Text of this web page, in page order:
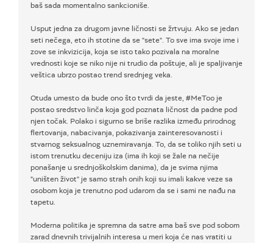
baš sada momentalno sankcioniše.
Usput jedna za drugom javne ličnosti se žrtvuju. Ako se jedan
seti nečega, eto ih stotine da se "sete". To sve ima svoje ime i
zove se inkvizicija, koja se isto tako pozivala na moralne
vrednosti koje se niko nije ni trudio da poštuje, ali je spaljivanje
veštica ubrzo postao trend srednjeg veka.
Otuda umesto da bude ono što tvrdi da jeste, #MeToo je
postao sredstvo linča koja god poznata ličnost da padne pod
njen točak. Polako i sigurno se briše razlika između prirodnog
flertovanja, nabacivanja, pokazivanja zainteresovanosti i
stvarnog seksualnog uznemiravanja. To, da se toliko njih seti u
istom trenutku deceniju iza (ima ih koji se žale na nečije
ponašanje u srednjoškolskim danima), da je svima njima
"uništen život" je samo strah onih koji su imali kakve veze sa
osobom koja je trenutno pod udarom da se i sami ne nađu na
tapetu.
Moderna politika je spremna da satre ama baš sve pod sobom
zarad dnevnih trivijalnih interesa u meri koja će nas vratiti u